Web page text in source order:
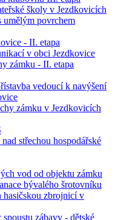
školy v Jezdkovicích
umělým povrchem
- II. etapa
v obci Jezdkovice
zámku - II. etapa
vedoucí k navýšení
zámku v Jezdkovicích
střechou hospodářské
vod od objektu zámku
bývalého šrotovníku
hasičskou zbrojnicí v
zábavy - dětské